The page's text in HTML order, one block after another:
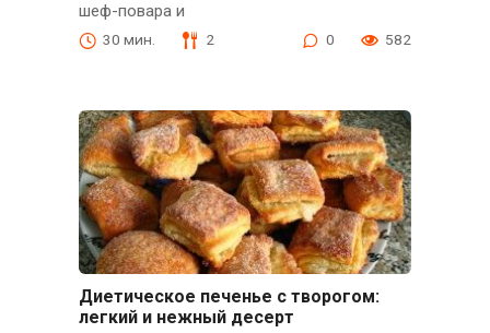
шеф-повара и
30 мин. 2 0 582
Диетическое печенье с творогом:
легкий и нежный десерт